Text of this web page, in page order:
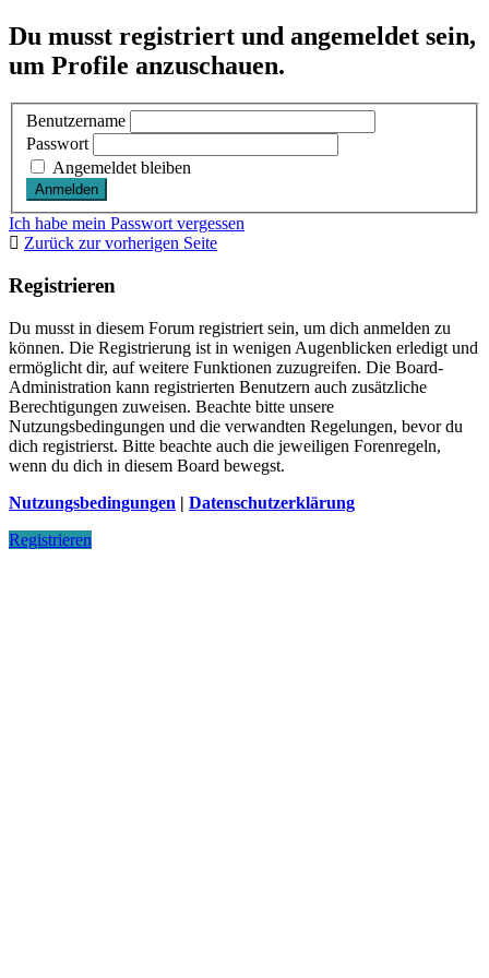
Du musst registriert und angemeldet sein,
um Profile anzuschauen.
Benutzername
Passwort
Angemeldet bleiben
Ich habe mein Passwort vergessen
Zurück zur vorherigen Seite
Registrieren
Du musst in diesem Forum registriert sein, um dich anmelden zu
können. Die Registrierung ist in wenigen Augenblicken erledigt und
ermöglicht dir, auf weitere Funktionen zuzugreifen. Die Board-
Administration kann registrierten Benutzern auch zusätzliche
Berechtigungen zuweisen. Beachte bitte unsere
Nutzungsbedingungen und die verwandten Regelungen, bevor du
dich registrierst. Bitte beachte auch die jeweiligen Forenregeln,
wenn du dich in diesem Board bewegst.
Nutzungsbedingungen | Datenschutzerklärung
Registrieren